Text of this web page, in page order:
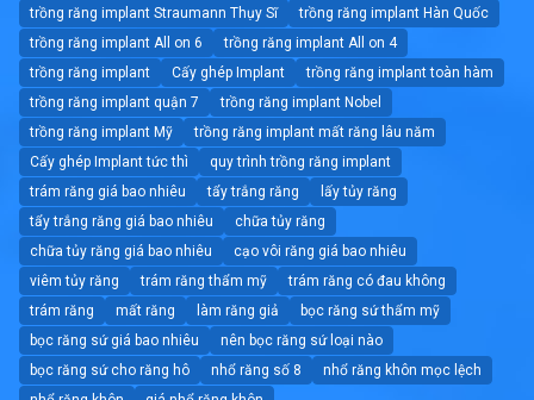
trồng răng implant Straumann Thụy Sĩ
trồng răng implant Hàn Quốc
trồng răng implant All on 6
trồng răng implant All on 4
trồng răng implant
Cấy ghép Implant
trồng răng implant toàn hàm
trồng răng implant quận 7
trồng răng implant Nobel
trồng răng implant Mỹ
trồng răng implant mất răng lâu năm
Cấy ghép Implant tức thì
quy trình trồng răng implant
trám răng giá bao nhiêu
tẩy trắng răng
lấy tủy răng
tẩy trắng răng giá bao nhiêu
chữa tủy răng
chữa tủy răng giá bao nhiêu
cạo vôi răng giá bao nhiêu
viêm tủy răng
trám răng thẩm mỹ
trám răng có đau không
trám răng
mất răng làm răng giả
bọc răng sứ thẩm mỹ
bọc răng sứ giá bao nhiêu
nên bọc răng sứ loại nào
bọc răng sứ cho răng hô
nhổ răng số 8
nhổ răng khôn mọc lệch